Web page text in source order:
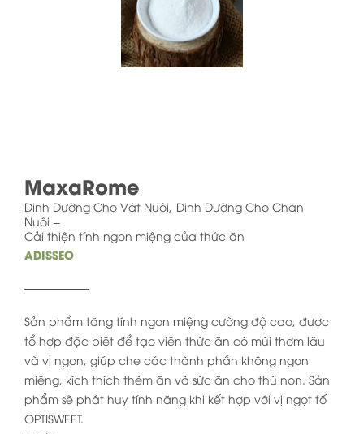
MaxaRome
Dinh Dưỡng Cho Vật Nuôi
Dinh Dưỡng Cho Chăn
Nuôi
Cải thiện tính ngon miệng của thức ăn
ADISSEO
Sản phẩm tăng tính ngon miệng cường độ cao, được
tổ hợp đặc biệt để tạo viên thức ăn có mùi thơm lâu
và vị ngon, giúp che các thành phần không ngon
miệng, kích thích thèm ăn và sức ăn cho thú non. Sản
phẩm sẽ phát huy tính năng khi kết hợp với vị ngọt tố
OPTISWEET.